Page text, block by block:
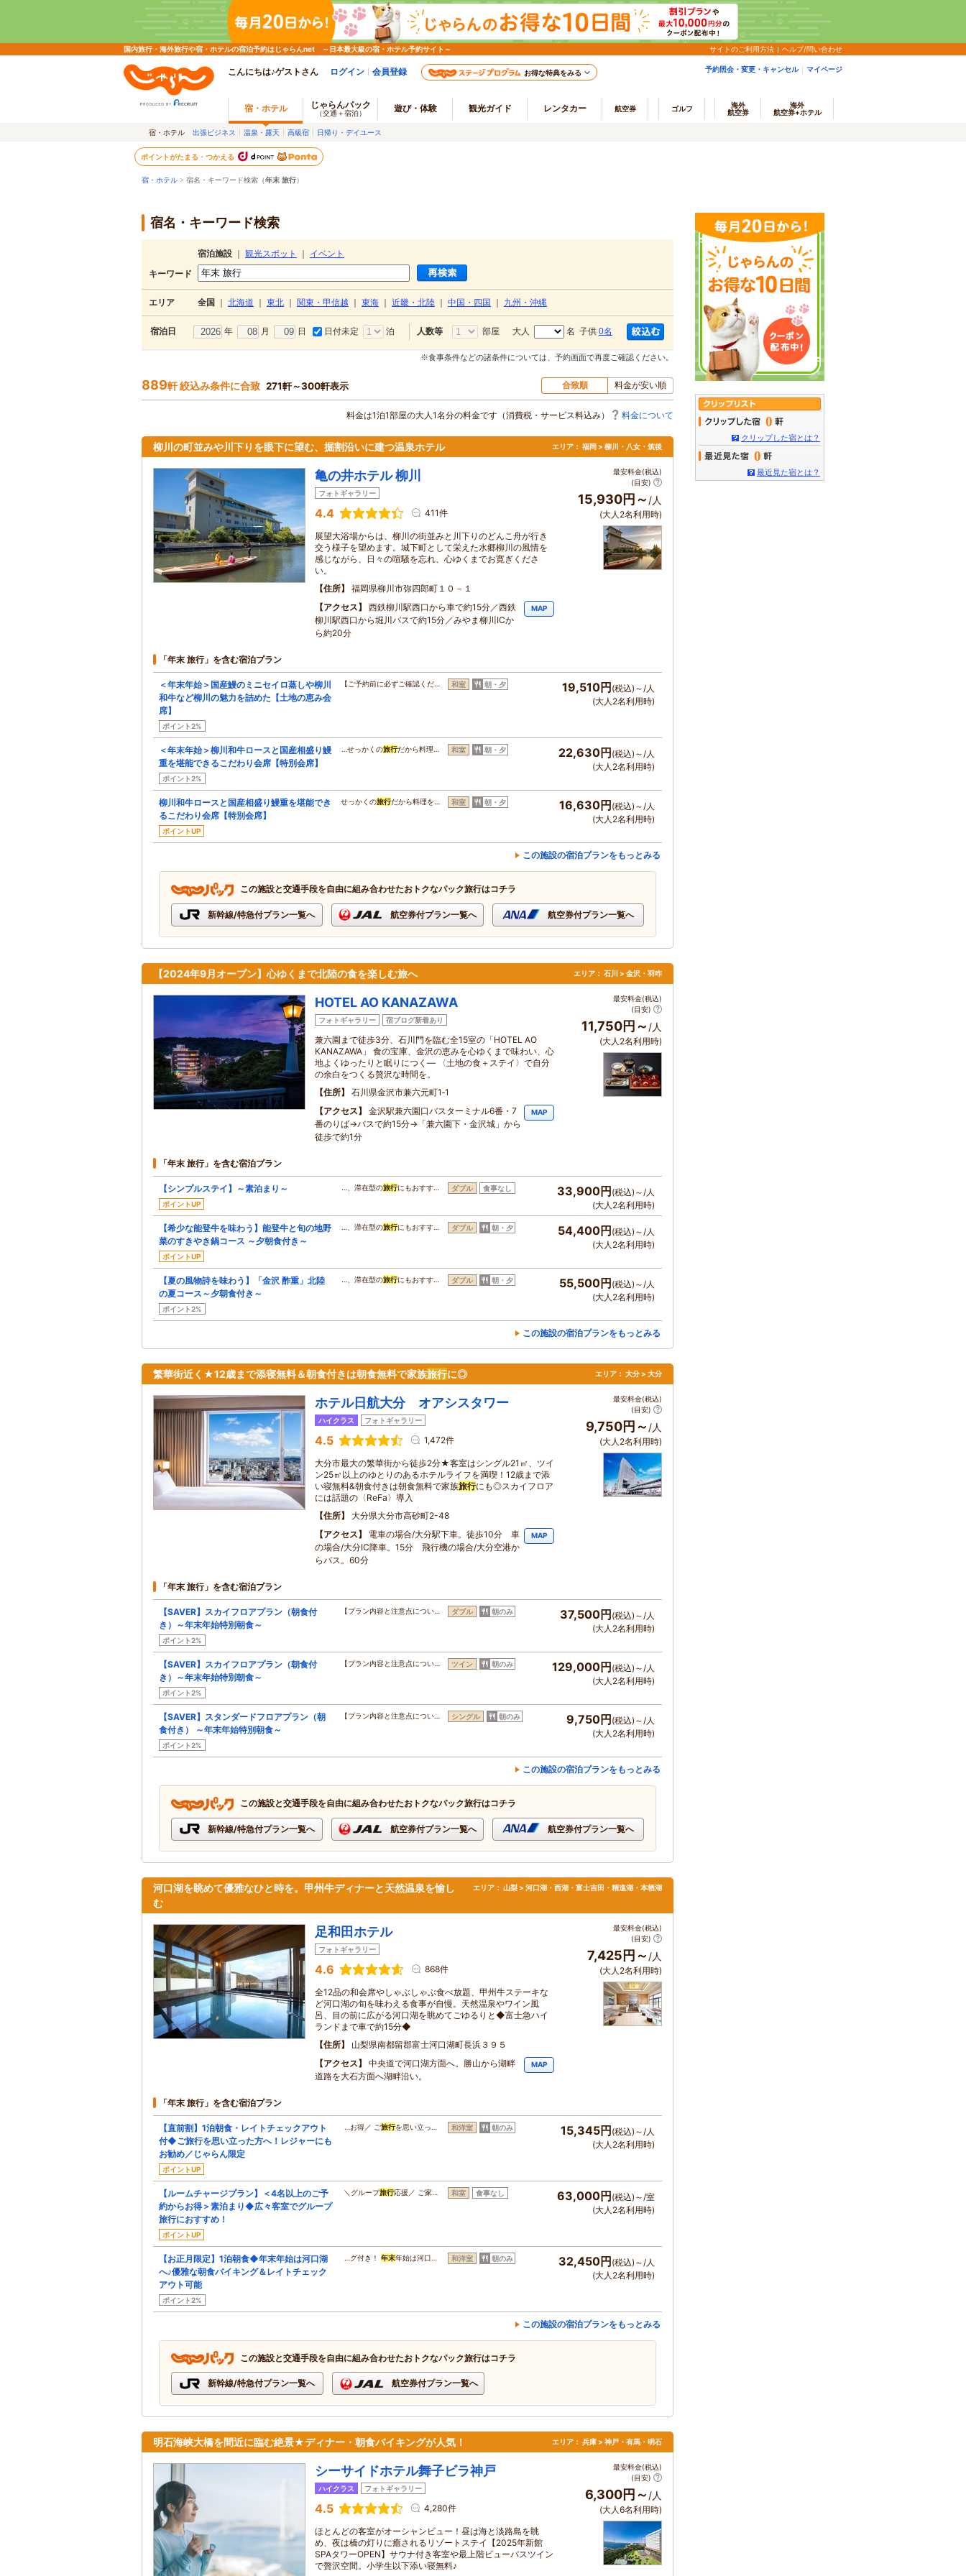
国内旅行・海外旅行や宿・ホテルの宿泊予約はじゃらんnet ～日本最大級の宿・ホテル予約サイト～ サイトのご利用方法 ヘルプ/問い合わせ
こんにちは♪ゲストさん ログイン 会員登録 お得な特典をみる 予約照会・変更・キャンセル マイページ
宿・ホテル じゃらんパック
（交通＋宿泊） 遊び・体験 観光ガイド レンタカー 航空券 ゴルフ
海外
航空券
海外
航空券+ホテル
宿・ホテル 出張ビジネス 温泉・露天 高級宿 日帰り・デイユース
ポイントがたまる・つかえる
宿・ホテル > 宿名・キーワード検索（年末 旅行）
宿名・キーワード検索
宿泊施設 観光スポット
イベント
キーワード
エリア 全国 北海道 東北 関東・甲信越 東海 近畿・北陸 中国・四国 九州・沖縄
宿泊日 年 月 日 日付未定 泊 人数等 部屋 大人 名 子供 0名
※食事条件などの諸条件については、予約画面で再度ご確認ください。
889軒 絞込み条件に合致 271軒～300軒表示 合致順 料金が安い順
料金は1泊1部屋の大人1名分の料金です（消費税・サービス料込み） 料金について
柳川の町並みや川下りを眼下に望む、掘割沿いに建つ温泉ホテル エリア： 福岡 > 柳川・八女・筑後
亀の井ホテル 柳川
フォトギャラリー
4.4 411件
展望大浴場からは、柳川の街並みと川下りのどんこ舟が行き
交う様子を望めます。城下町として栄えた水郷柳川の風情を
感じながら、日々の喧騒を忘れ、心ゆくまでお寛ぎくださ
い。
住所
福岡県柳川市弥四郎町１０－１
アクセス
西鉄柳川駅西口から車で約15分／西鉄
柳川駅西口から堀川バスで約15分／みやま柳川ICか
ら約20分
MAP
最安料金(税込)
(目安)
15,930円～ /人
(大人2名利用時)
「年末 旅行」を含む宿泊プラン
＜年末年始＞国産鰻のミニセイロ蒸しや柳川
和牛など柳川の魅力を詰めた【土地の恵み会
席】
ポイント2%
【ご予約前に必ずご確認くだ… 和室 朝・夕 19,510円 (税込)～/人
(大人2名利用時)
＜年末年始＞柳川和牛ロースと国産相盛り鰻
重を堪能できるこだわり会席【特別会席】
ポイント2%
…せっかくの旅行だから料理… 和室 朝・夕 22,630円 (税込)～/人
(大人2名利用時)
柳川和牛ロースと国産相盛り鰻重を堪能でき
るこだわり会席【特別会席】
ポイントUP
せっかくの旅行だから料理を… 和室 朝・夕 16,630円 (税込)～/人
(大人2名利用時)
この施設の宿泊プランをもっとみる
この施設と交通手段を自由に組み合わせたおトクなパック旅行はコチラ
新幹線/特急付プラン一覧へ 航空券付プラン一覧へ 航空券付プラン一覧へ
【2024年9月オープン】心ゆくまで北陸の食を楽しむ旅へ エリア： 石川 > 金沢・羽咋
HOTEL AO KANAZAWA
フォトギャラリー 宿ブログ新着あり
兼六園まで徒歩3分、石川門を臨む全15室の「HOTEL AO
KANAZAWA」 食の宝庫、金沢の恵みを心ゆくまで味わい、心
地よくゆったりと眠りにつく― 〈土地の食＋ステイ〉で自分
の余白をつくる贅沢な時間を。
住所
石川県金沢市兼六元町1‐1
アクセス
金沢駅兼六園口バスターミナル6番・7
番のりば→バスで約15分→「兼六園下・金沢城」から
徒歩で約1分
MAP
最安料金(税込)
(目安)
11,750円～ /人
(大人2名利用時)
「年末 旅行」を含む宿泊プラン
【シンプルステイ】～素泊まり～
ポイントUP
…、滞在型の旅行にもおすす… ダブル 食事なし 33,900円 (税込)～/人
(大人2名利用時)
【希少な能登牛を味わう】能登牛と旬の地野
菜のすきやき鍋コース ～夕朝食付き～
ポイントUP
…、滞在型の旅行にもおすす… ダブル 朝・夕 54,400円 (税込)～/人
(大人2名利用時)
【夏の風物詩を味わう】「金沢 酢重」北陸
の夏コース～夕朝食付き～
ポイント2%
…、滞在型の旅行にもおすす… ダブル 朝・夕 55,500円 (税込)～/人
(大人2名利用時)
この施設の宿泊プランをもっとみる
繁華街近く★12歳まで添寝無料＆朝食付きは朝食無料で家族旅行に◎ エリア： 大分 > 大分
ホテル日航大分 オアシスタワー
ハイクラス フォトギャラリー
4.5 1,472件
大分市最大の繁華街から徒歩2分★客室はシングル21㎡、ツイ
ン25㎡以上のゆとりのあるホテルライフを満喫！12歳まで添
い寝無料&朝食付きは朝食無料で家族旅行にも◎スカイフロア
には話題の〈ReFa〉導入
住所
大分県大分市高砂町2-48
アクセス
電車の場合/大分駅下車。徒歩10分 車
の場合/大分IC降車。15分 飛行機の場合/大分空港か
らバス。60分
MAP
最安料金(税込)
(目安)
9,750円～ /人
(大人2名利用時)
「年末 旅行」を含む宿泊プラン
【SAVER】スカイフロアプラン（朝食付
き）～年末年始特別朝食～
ポイント2%
【プラン内容と注意点につい… ダブル 朝のみ 37,500円 (税込)～/人
(大人2名利用時)
【SAVER】スカイフロアプラン（朝食付
き）～年末年始特別朝食～
ポイント2%
【プラン内容と注意点につい… ツイン 朝のみ 129,000円 (税込)～/人
(大人2名利用時)
【SAVER】スタンダードフロアプラン（朝
食付き） ～年末年始特別朝食～
ポイント2%
【プラン内容と注意点につい… シングル 朝のみ 9,750円 (税込)～/人
(大人2名利用時)
この施設の宿泊プランをもっとみる
この施設と交通手段を自由に組み合わせたおトクなパック旅行はコチラ
新幹線/特急付プラン一覧へ 航空券付プラン一覧へ 航空券付プラン一覧へ
河口湖を眺めて優雅なひと時を。甲州牛ディナーと天然温泉を愉し
む
エリア： 山梨 > 河口湖・西湖・富士吉田・精進湖・本栖湖
足和田ホテル
フォトギャラリー
4.6 868件
全12品の和会席やしゃぶしゃぶ食べ放題、甲州牛ステーキな
ど河口湖の旬を味わえる食事が自慢。天然温泉やワイン風
呂、目の前に広がる河口湖を眺めてごゆるりと◆富士急ハイ
ランドまで車で約15分◆
住所
山梨県南都留郡富士河口湖町長浜３９５
アクセス
中央道で河口湖方面へ。勝山から湖畔
道路を大石方面へ湖畔沿い。
MAP
最安料金(税込)
(目安)
7,425円～ /人
(大人2名利用時)
「年末 旅行」を含む宿泊プラン
【直前割】1泊朝食・レイトチェックアウト
付◆ご旅行を思い立った方へ！レジャーにも
お勧め／じゃらん限定
ポイントUP
…お得／ ご旅行を思い立っ… 和洋室 朝のみ 15,345円(税込)～/人
(大人2名利用時)
【ルームチャージプラン】＜4名以上のご予
約からお得＞素泊まり◆広々客室でグループ
旅行におすすめ！
ポイントUP
＼グループ旅行応援／ ご家… 和室 食事なし 63,000円(税込)～/室
(大人2名利用時)
【お正月限定】1泊朝食◆年末年始は河口湖
へ♪優雅な朝食バイキング＆レイトチェック
アウト可能
ポイント2%
…グ付き！ 年末年始は河口… 和洋室 朝のみ 32,450円(税込)～/人
(大人2名利用時)
この施設の宿泊プランをもっとみる
この施設と交通手段を自由に組み合わせたおトクなパック旅行はコチラ
新幹線/特急付プラン一覧へ 航空券付プラン一覧へ
明石海峡大橋を間近に臨む絶景★ディナー・朝食バイキングが人気！ エリア： 兵庫 > 神戸・有馬・明石
シーサイドホテル舞子ビラ神戸
ハイクラス フォトギャラリー
4.5 4,280件
ほとんどの客室がオーシャンビュー！昼は海と淡路島を眺
め、夜は橋の灯りに癒されるリゾートステイ【2025年新館
SPAタワーOPEN】サウナ付き客室や最上階ビューバスツイン
で贅沢空間。小学生以下添い寝無料♪
最安料金(税込)
(目安)
6,300円～/人
(大人6名利用時)
0
クリップした宿とは？
0
最近見た宿とは？